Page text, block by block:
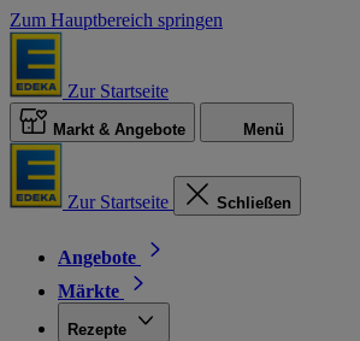
Zum Hauptbereich springen
Zur Startseite
Markt & Angebote Menü
Zur Startseite Schließen
Angebote
Märkte
Rezepte